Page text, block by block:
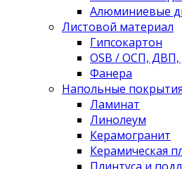
Алюминиевые
Листовой материал
Гипсокартон
OSB / ОСП,
Фанера
Напольные покрытия
Ламинат
Линолеум
Керамогранит
Керамическая